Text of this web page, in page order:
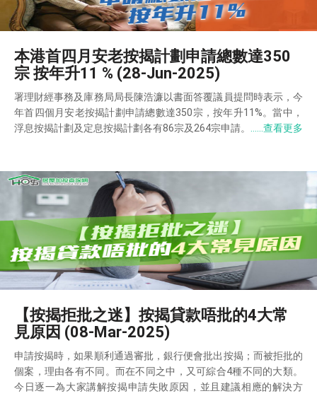
本港首四月安老按揭計劃申請總數達350
宗 按年升11 % (28-Jun-2025)
署理財經事務及庫務局局長陳浩濂以書面答覆議員提問時表示，今
年首四個月安老按揭計劃申請總數達350宗，按年升11%。當中，
浮息按揭計劃及定息按揭計劃各有86宗及264宗申請。 ……查看更多
【按揭拒批之迷】按揭貸款唔批的4大常
見原因 (08-Mar-2025)
申請按揭時，如果順利通過審批，銀行便會批出按揭；而被拒批的
個案，理由各有不同。而在不同之中，又可綜合4種不同的大類。
今日逐一為大家講解按揭申請失敗原因，並且建議相應的解決方